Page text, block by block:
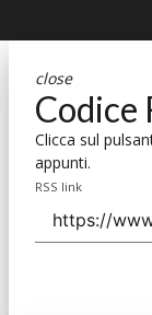
close
Codice
Clicca sul
appunti.
RSS link